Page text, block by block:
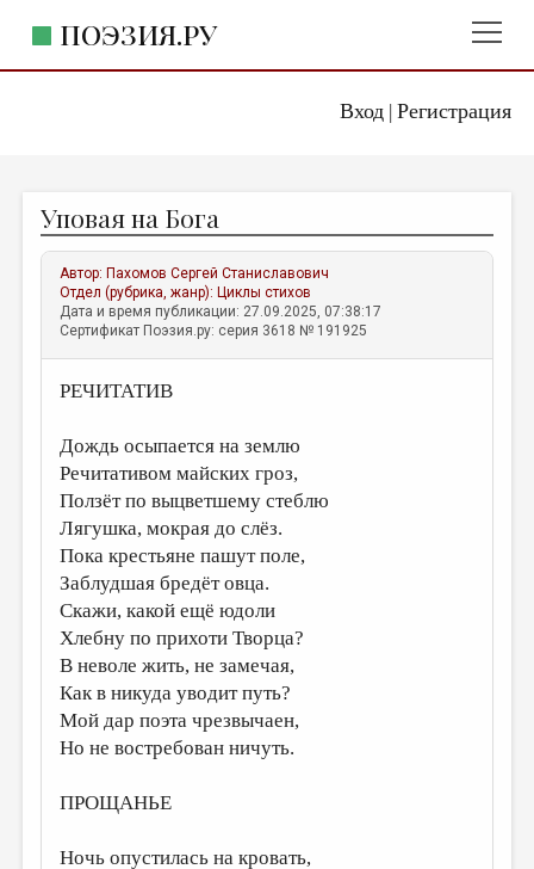
Вход| Регистрация
ПОЭЗИЯ.РУ
ЖАНРЫ
АВТОРЫ
КОММЕНТАРИИ
ЛИТСАЛОН
НОВОСТИ
ПРАВИЛА САЙТА
ОТДЕЛЫ И РУБРИКИ
ИЗБРАННОЕ
ДАЙДЖЕСТ
ПРОИЗВЕДЕНИЯ
ПЕРЕВОДЫ
КОНКУРСЫ
ДЕТСКАЯ КОМНАТА
ОБЗОР ЛИТЕРАТУРЫ
СТРАНИЦЫ ПАМЯТИ
Уповая на Бога
Автор: Пахомов Сергей Станиславович
Отдел (рубрика, жанр): Циклы стихов
Дата и время публикации: 27.09.2025, 07:38:17
Сертификат Поэзия.ру: серия 3618 № 191925
РЕЧИТАТИВ
Дождь осыпается на землю
Речитативом майских гроз,
Ползёт по выцветшему стеблю
Лягушка, мокрая до слёз.
Пока крестьяне пашут поле,
Заблудшая бредёт овца.
Скажи, какой ещё юдоли
Хлебну по прихоти Творца?
В неволе жить, не замечая,
Как в никуда уводит путь?
Мой дар поэта чрезвычаен,
Но не востребован ничуть.
ПРОЩАНЬЕ
Ночь опустилась на кровать,